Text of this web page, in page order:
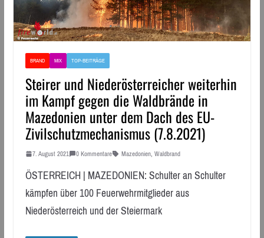
BRAND MIX TOP-BEITRÄGE
Steirer und Niederösterreicher weiterhin
im Kampf gegen die Waldbrände in
Mazedonien unter dem Dach des EU-
Zivilschutzmechanismus (7.8.2021)
7. August 2021 0 Kommentare Mazedonien, Waldbrand
ÖSTERREICH | MAZEDONIEN: Schulter an Schulter
kämpfen über 100 Feuerwehrmitglieder aus
Niederösterreich und der Steiermark